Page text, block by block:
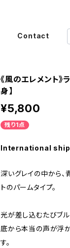
Contact
《風のエレメント》
身】
¥5,800
残り1点
International
深いグレイの中から、
トのパームタイプ。
光が差し込むたびブ
底から本当の声が浮
す。